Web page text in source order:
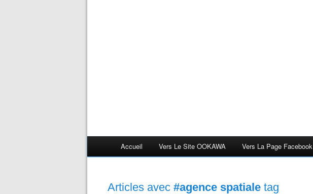
Accueil Vers Le Site OOKAWA Vers La Page Facebook
Articles avec #agence spatiale tag